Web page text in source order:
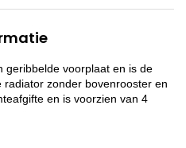
geribbelde voorplaat en is de
zonder bovenrooster en
en is voorzien van 4